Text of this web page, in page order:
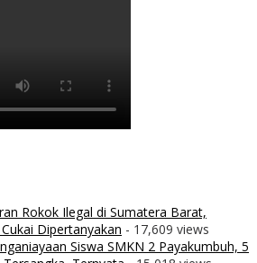
Rokok Ilegal di Sumatera Barat,
Dipertanyakan - 17,609 views
Siswa SMKN 2 Payakumbuh, 5